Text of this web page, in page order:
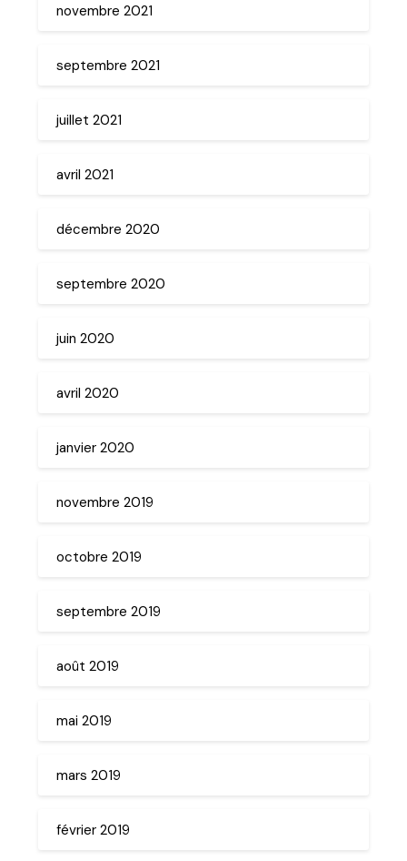
novembre 2021
septembre 2021
juillet 2021
avril 2021
décembre 2020
septembre 2020
juin 2020
avril 2020
janvier 2020
novembre 2019
octobre 2019
septembre 2019
août 2019
mai 2019
mars 2019
février 2019